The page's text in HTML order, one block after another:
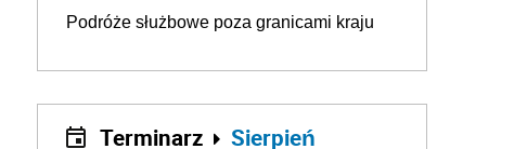
Podróże służbowe poza granicami kraju
Terminarz Sierpień